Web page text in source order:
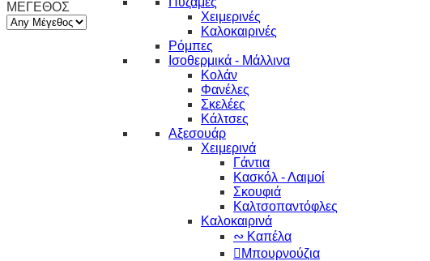
Χειμερινές
Καλοκαιρινές
Ρόμπες
Ισοθερμικά - Μάλλινα
Κολάν
Φανέλες
Σκελέες
Κάλτσες
Αξεσουάρ
Χειμερινά
Γάντια
Κασκόλ - Λαιμοί
Σκουφιά
Καλτσοπαντόφλες
Καλοκαιρινά
∾ Καπέλα
Μπουρνούζια
ΜΕΓΕΘΟΣ